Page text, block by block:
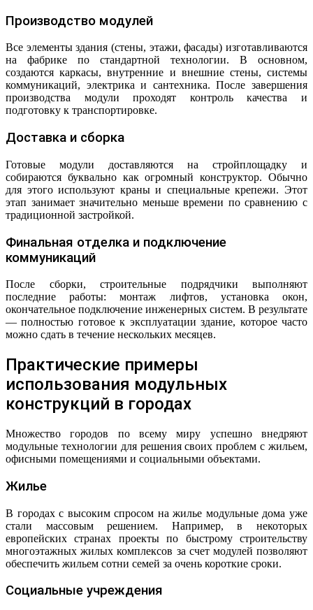
Производство модулей
Все элементы здания (стены, этажи, фасады) изготавливаются
на фабрике по стандартной технологии. В основном,
создаются каркасы, внутренние и внешние стены, системы
коммуникаций, электрика и сантехника. После завершения
производства модули проходят контроль качества и
подготовку к транспортировке.
Доставка и сборка
Готовые модули доставляются на стройплощадку и
собираются буквально как огромный конструктор. Обычно
для этого используют краны и специальные крепежи. Этот
этап занимает значительно меньше времени по сравнению с
традиционной застройкой.
Финальная отделка и подключение
коммуникаций
После сборки, строительные подрядчики выполняют
последние работы: монтаж лифтов, установка окон,
окончательное подключение инженерных систем. В результате
— полностью готовое к эксплуатации здание, которое часто
можно сдать в течение нескольких месяцев.
Практические примеры
использования модульных
конструкций в городах
Множество городов по всему миру успешно внедряют
модульные технологии для решения своих проблем с жильем,
офисными помещениями и социальными объектами.
Жилье
В городах с высоким спросом на жилье модульные дома уже
стали массовым решением. Например, в некоторых
европейских странах проекты по быстрому строительству
многоэтажных жилых комплексов за счет модулей позволяют
обеспечить жильем сотни семей за очень короткие сроки.
Социальные учреждения